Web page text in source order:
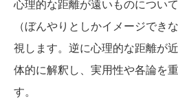
心理的な距離が遠いものについ
（ぼんやりとしかイメージでき
視します。逆に心理的な距離が
体的に解釈し、実用性や各論を
す。